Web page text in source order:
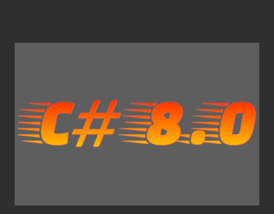
(Czarny, Magneta, białY, Cyan). Pojemniki napełniamy
tuszem z butelki. W takim przypadku oryginalny tusz
kosztuje ok. 27 zł (65 ml), co jest niezmiernie atrakcyjne